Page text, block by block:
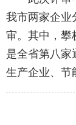
我市两家企业
审。其中，攀
是全省第八家
生产企业、节